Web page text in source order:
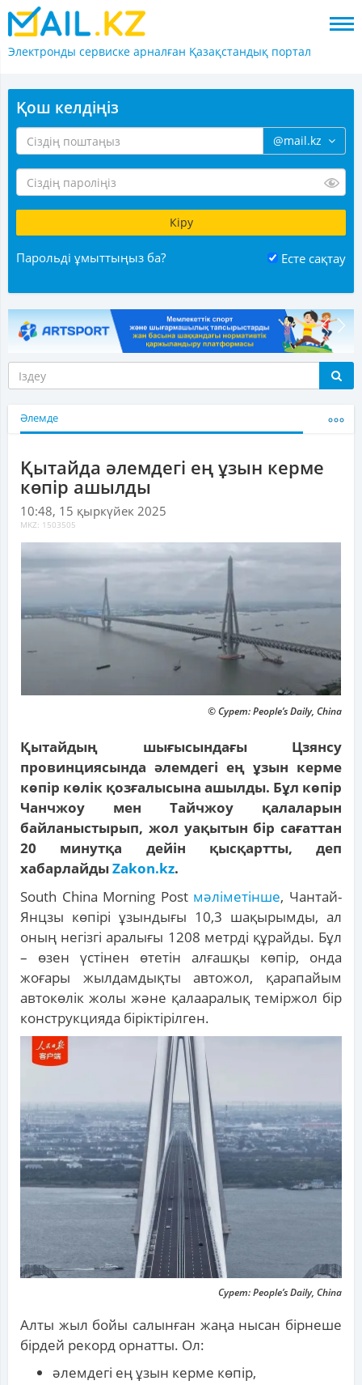
Электронды сервиске арналған Қазақстандық портал
Қош келдіңіз
@mail.kz
Парольді ұмыттыңыз ба? Есте сақтау
Әлемде
Қытайда әлемдегі ең ұзын керме
көпір ашылды
10:48, 15 қыркүйек 2025
MKZ: 1503505
© Сурет: People’s Daily, China
Қытайдың шығысындағы Цзянсу
провинциясында әлемдегі ең ұзын керме
көпір көлік қозғалысына ашылды. Бұл көпір
Чанчжоу мен Тайчжоу қалаларын
байланыстырып, жол уақытын бір сағаттан
20 минутқа дейін қысқартты, деп
хабарлайдыZakon.kz.
South China Morning Post мәліметінше, Чантай-
Янцзы көпірі ұзындығы 10,3 шақырымды, ал
оның негізгі аралығы 1208 метрді құрайды. Бұл
– өзен үстінен өтетін алғашқы көпір, онда
жоғары жылдамдықты автожол, қарапайым
автокөлік жолы және қалааралық теміржол бір
конструкцияда біріктірілген.
Сурет: People’s Daily, China
Алты жыл бойы салынған жаңа нысан бірнеше
бірдей рекорд орнатты. Ол:
әлемдегі ең ұзын керме көпір,